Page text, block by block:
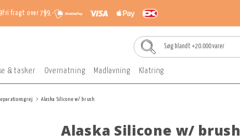
Fri fragt over 799,-
& tasker Overnatning Madlavning Klatring
Alaska Silicone w/ brush
Alaska Silicone w/ brush